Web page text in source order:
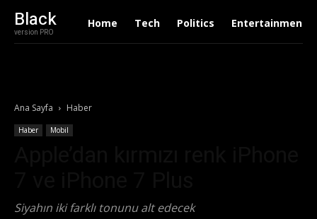
Black
version PRO
Home Tech Politics Entertainment
Ana Sayfa Haber
Haber Mobil
Siyahın iki farklı tonunu alt edecek